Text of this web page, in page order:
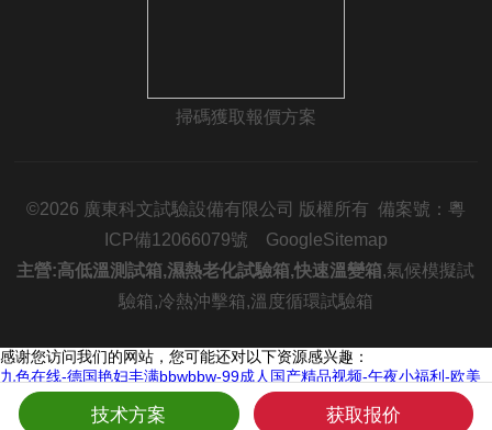
掃碼獲取報價方案
©2026 廣東科文試驗設備有限公司 版權所有 備案號： 粵
ICP備12066079號
GoogleSitemap
主營:高低溫測試箱,濕熱老化試驗箱,快速溫變箱,氣候模擬試
驗箱,冷熱沖擊箱,溫度循環試驗箱
感谢您访问我们的网站，您可能还对以下资源感兴趣：
九色在线-德国艳妇丰满bbwbbw-99成人国产精品视频-午夜小福利-欧美
美女性生活-www.日本在线-91免费网址-国产精品极品-www.四虎.-在线视
频天堂-美国成人av-99热这里只有精品首页-欧美中文字幕视频-午夜院线-
技术方案 获取报价